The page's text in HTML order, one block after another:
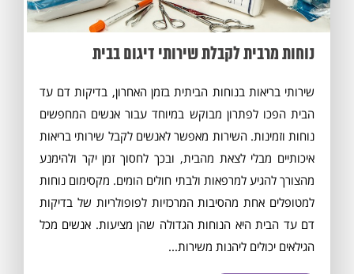
נוחות מרבית לקבלת שירותי דיגום בבית
שירותי בריאות בנוחות הביתית בזמן האחרון, בדיקות דם עד
הבית הפכו לפתרון מבוקש במיוחד עבור אנשים המחפשים
נוחות וזמינות. השירות מאפשר לאנשים לקבל שירותי בריאות
איכותיים מבלי לצאת מהבית, ובכך לחסוך זמן יקר ולהימנע
מהצורך להגיע למרפאות ולבתי חולים הומים. מקסימום נוחות
למטופלים אחת מהסיבות המרכזיות לפופולריות של בדיקות
דם עד הבית היא הנוחות הגדולה שהן מציעות. אנשים מכל
הגילאים יכולים ליהנות משירות...